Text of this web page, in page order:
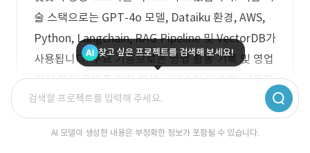
술 스택으로는 GPT-4o 모델, Dataiku 환경, AWS,
Python, Langchain, RAG Pipeline 및 VectorDB가
사용됩니다. 주요 기능으로는 영업 활동 기록 및 영업
지식 질의 응대를 위한 챗봇 서비스가 있으며, 사용자
피드백에 따라 LLM Agent/Chain 및 RAG Pipeline
의 수정 작업이 포함됩니다. 이 프로젝트는 고객 요구
찾고 싶은 프로젝트를 검색해 보세요!
AI 모델이 생성한 내용은 부정확한 정보가 포함될 수 있습니다.